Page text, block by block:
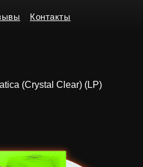
Контакты
(Crystal Clear) (LP)